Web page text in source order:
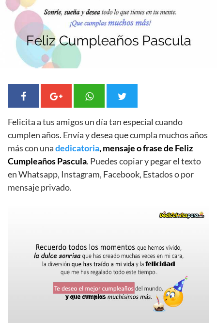
Felicita a tus amigos un día tan especial cuando
cumplen años. Envía y desea que cumpla muchos años
más con unadedicatoria, mensaje o frase de Feliz
Cumpleaños Pascula. Puedes copiar y pegar el texto
en Whatsapp, Instagram, Facebook, Estados o por
mensaje privado.